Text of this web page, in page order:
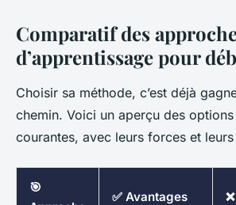
Comparatif des
d’apprentissage pour
Choisir sa méthode, c’est déjà
chemin. Voici un aperçu des
courantes, avec leurs forces et
🎯
✅ Avantages